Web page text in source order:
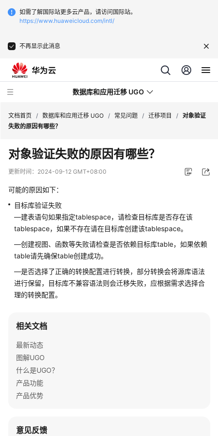
如需了解国际站更多云产品，请访问国际站。
https://www.huaweicloud.com/intl/
不再显示此消息
数据库和应用迁移 UGO
最
新
动
产
品
介
绍
快
入
门
户
指
南
佳
实
践
全
文档首页 / 数据库和应用迁移 UGO / 常见问题 / 迁移项目 / 对象验证
失败的原因有哪些？
对象验证失败的原因有哪些？
更新时间： 2024-09-12 GMT+08:00
可能的原因如下：
目标库验证失败
—建表语句如果指定tablespace，请检查目标库是否存在该
tablespace，如果不存在请在目标库创建该tablespace。
—创建视图、函数等失败请检查是否依赖目标库table，如果依赖
table请先确保table创建成功。
—是否选择了正确的转换配置进行转换，部分转换会将源库语法
进行保留，目标库不兼容语法则会迁移失败，应根据需求选择合
理的转换配置。
相关文档
最新动态
图解UGO
什么是UGO？
产品功能
产品优势
意见反馈